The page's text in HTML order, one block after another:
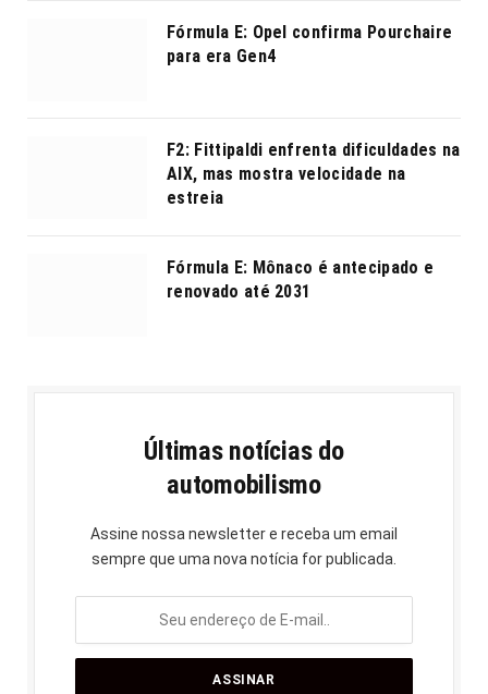
Fórmula E: Opel confirma Pourchaire
para era Gen4
F2: Fittipaldi enfrenta dificuldades na
AIX, mas mostra velocidade na
estreia
Fórmula E: Mônaco é antecipado e
renovado até 2031
Últimas notícias do
automobilismo
Assine nossa newsletter e receba um email
sempre que uma nova notícia for publicada.